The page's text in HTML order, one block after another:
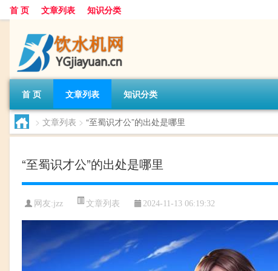
首 页 文章列表 知识分类
首 页 文章列表 知识分类
> 文章列表 > “至蜀识才公”的出处是哪里
“至蜀识才公”的出处是哪里
网友:jzz 文章列表 2024-11-13 06:19:32